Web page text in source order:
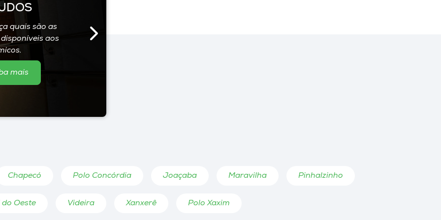
quais são as
aos
mais
Chapecó Polo Concórdia Joaçaba Maravilha Pinhalzinho
do Oeste Videira Xanxerê Polo Xaxim